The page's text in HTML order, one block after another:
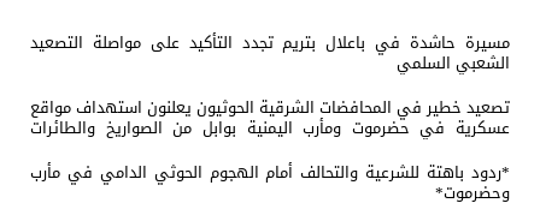
مسيرة حاشدة في باعلال بتريم تجدد التأكيد على مواصلة التصعيد
الشعبي السلمي
تصعيد خطير في المحافضات الشرقية الحوثيون يعلنون استهداف مواقع
عسكرية في حضرموت ومأرب اليمنية بوابل من الصواريخ والطائرات
*ردود باهتة للشرعية والتحالف أمام الهجوم الحوثي الدامي في مأرب
وحضرموت*